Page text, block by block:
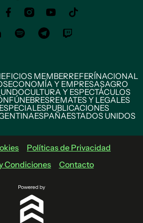
MEMBERREFERÍNACIONAL
ECONOMÍA Y EMPRESASAGRO
CULTURA Y ESPECTÁCULOS
FÚNEBRESREMATES Y LEGALES
PUBLICACIONES
ESPAÑAESTADOS UNIDOS
Políticas de Privacidad
Condiciones
Contacto